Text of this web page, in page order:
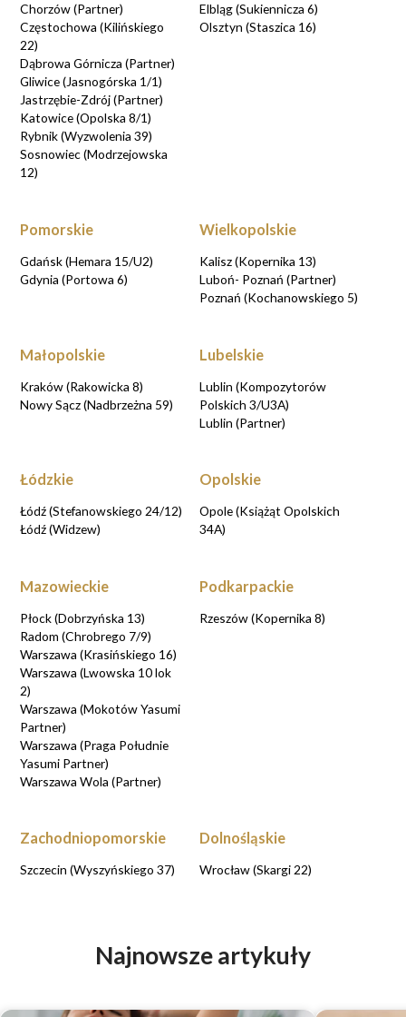
Chorzów (Partner)
Częstochowa (Kilińskiego
22)
Dąbrowa Górnicza (Partner)
Gliwice (Jasnogórska 1/1)
Jastrzębie-Zdrój (Partner)
Katowice (Opolska 8/1)
Rybnik (Wyzwolenia 39)
Sosnowiec (Modrzejowska
12)
Elbląg (Sukiennicza 6)
Olsztyn (Staszica 16)
Pomorskie
Gdańsk (Hemara 15/U2)
Gdynia (Portowa 6)
Wielkopolskie
Kalisz (Kopernika 13)
Luboń- Poznań (Partner)
Poznań (Kochanowskiego 5)
Małopolskie
Kraków (Rakowicka 8)
Nowy Sącz (Nadbrzeżna 59)
Lubelskie
Lublin (Kompozytorów
Polskich 3/U3A)
Lublin (Partner)
Łódzkie
Łódź (Stefanowskiego 24/12)
Łódź (Widzew)
Opolskie
Opole (Książąt Opolskich
34A)
Mazowieckie
Płock (Dobrzyńska 13)
Radom (Chrobrego 7/9)
Warszawa (Krasińskiego 16)
Warszawa (Lwowska 10 lok
2)
Warszawa (Mokotów Yasumi
Partner)
Warszawa (Praga Południe
Yasumi Partner)
Warszawa Wola (Partner)
Podkarpackie
Rzeszów (Kopernika 8)
Zachodniopomorskie
Szczecin (Wyszyńskiego 37)
Dolnośląskie
Wrocław (Skargi 22)
Najnowsze artykuły